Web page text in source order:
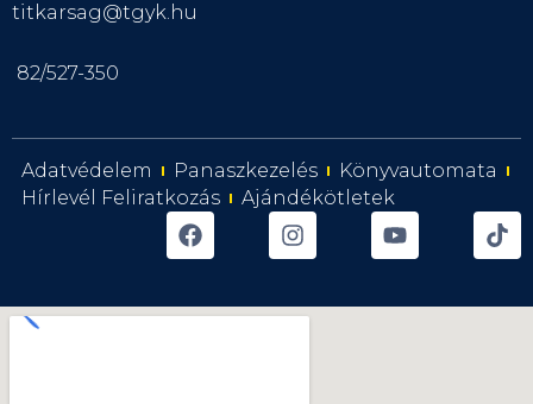
titkarsag@tgyk.hu
82/527-350
Adatvédelem Panaszkezelés
Könyvautomata
Hírlevél Feliratkozás
Ajándékötletek